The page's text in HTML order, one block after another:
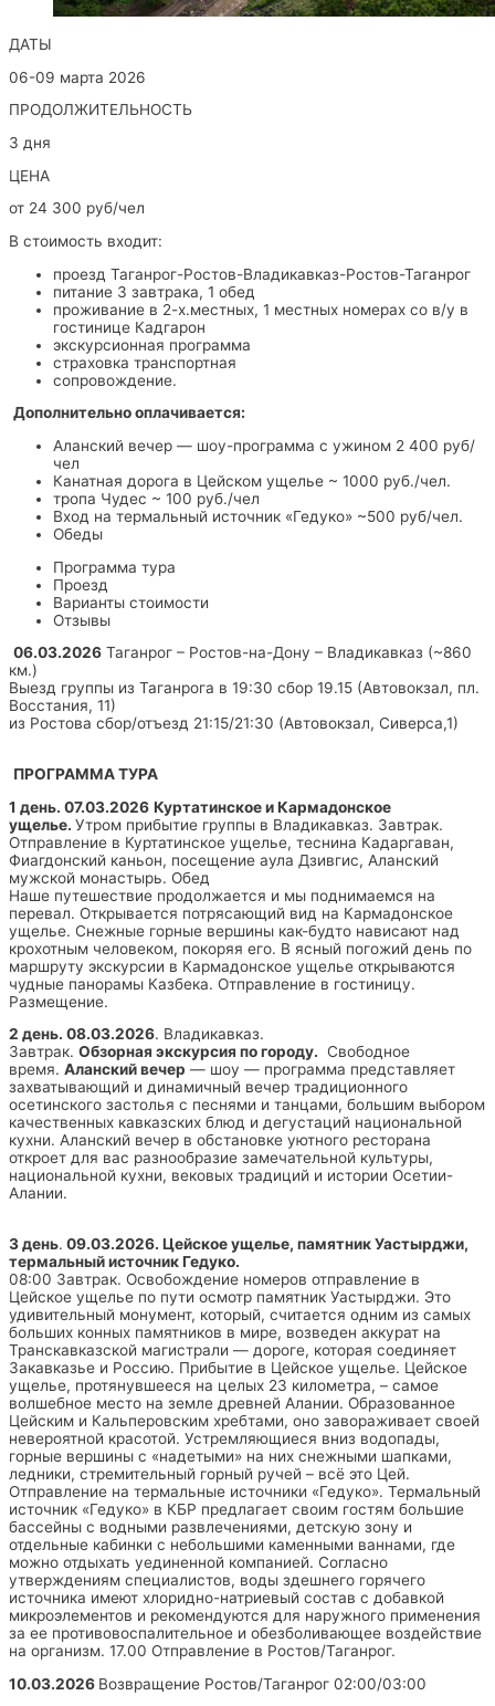
ДАТЫ
06-09 марта 2026
ПРОДОЛЖИТЕЛЬНОСТЬ
3 дня
ЦЕНА
от 24 300 руб/чел
В стоимость входит:
проезд Таганрог-Ростов-Владикавказ-Ростов-Таганрог
питание 3 завтрака, 1 обед
проживание в 2-х.местных, 1 местных номерах со в/у в
гостинице Кадгарон
экскурсионная программа
страховка транспортная
сопровождение.
Дополнительно оплачивается:
Аланский вечер — шоу-программа с ужином 2 400 руб/
чел
Канатная дорога в Цейском ущелье ~ 1000 руб./чел.
тропа Чудес ~ 100 руб./чел
Вход на термальный источник «Гедуко» ~500 руб/чел.
Обеды
Программа тура
Проезд
Варианты стоимости
Отзывы
06.03.2026 Таганрог – Ростов-на-Дону – Владикавказ (~860
км.)
Выезд группы из Таганрога в 19:30 сбор 19.15 (Автовокзал, пл.
Восстания, 11)
из Ростова сбор/отъезд 21:15/21:30 (Автовокзал, Сиверса,1)
ПРОГРАММА ТУРА
1 день. 07.03.2026 Куртатинское и Кармадонское
ущелье. Утром прибытие группы в Владикавказ. Завтрак.
Отправление в Куртатинское ущелье, теснина Кадаргаван,
Фиагдонский каньон, посещение аула Дзивгис, Аланский
мужской монастырь. Обед
Наше путешествие продолжается и мы поднимаемся на
перевал. Открывается потрясающий вид на Кармадонское
ущелье. Снежные горные вершины как-будто нависают над
крохотным человеком, покоряя его. В ясный погожий день по
маршруту экскурсии в Кармадонское ущелье открываются
чудные панорамы Казбека. Отправление в гостиницу.
Размещение.
2 день. 08.03.2026. Владикавказ.
Завтрак. Обзорная экскурсия по городу. Свободное
время. Аланский вечер — шоу — программа представляет
захватывающий и динамичный вечер традиционного
осетинского застолья с песнями и танцами, большим выбором
качественных кавказских блюд и дегустаций национальной
кухни. Аланский вечер в обстановке уютного ресторана
откроет для вас разнообразие замечательной культуры,
национальной кухни, вековых традиций и истории Осетии-
Алании.
3 день. 09.03.2026. Цейское ущелье, памятник Уастырджи,
термальный источник Гедуко.
08:00 Завтрак. Освобождение номеров отправление в
Цейское ущелье по пути осмотр памятник Уастырджи. Это
удивительный монумент, который, считается одним из самых
больших конных памятников в мире, возведен аккурат на
Транскавказской магистрали — дороге, которая соединяет
Закавказье и Россию. Прибытие в Цейское ущелье. Цейское
ущелье, протянувшееся на целых 23 километра, – самое
волшебное место на земле древней Алании. Образованное
Цейским и Кальперовским хребтами, оно завораживает своей
невероятной красотой. Устремляющиеся вниз водопады,
горные вершины с «надетыми» на них снежными шапками,
ледники, стремительный горный ручей – всё это Цей.
Отправление на термальные источники «Гедуко». Термальный
источник «Гедуко» в КБР предлагает своим гостям большие
бассейны с водными развлечениями, детскую зону и
отдельные кабинки с небольшими каменными ваннами, где
можно отдыхать уединенной компанией. Согласно
утверждениям специалистов, воды здешнего горячего
источника имеют хлоридно-натриевый состав с добавкой
микроэлементов и рекомендуются для наружного применения
за ее противовоспалительное и обезболивающее воздействие
на организм. 17.00 Отправление в Ростов/Таганрог.
10.03.2026 Возвращение Ростов/Таганрог 02:00/03:00